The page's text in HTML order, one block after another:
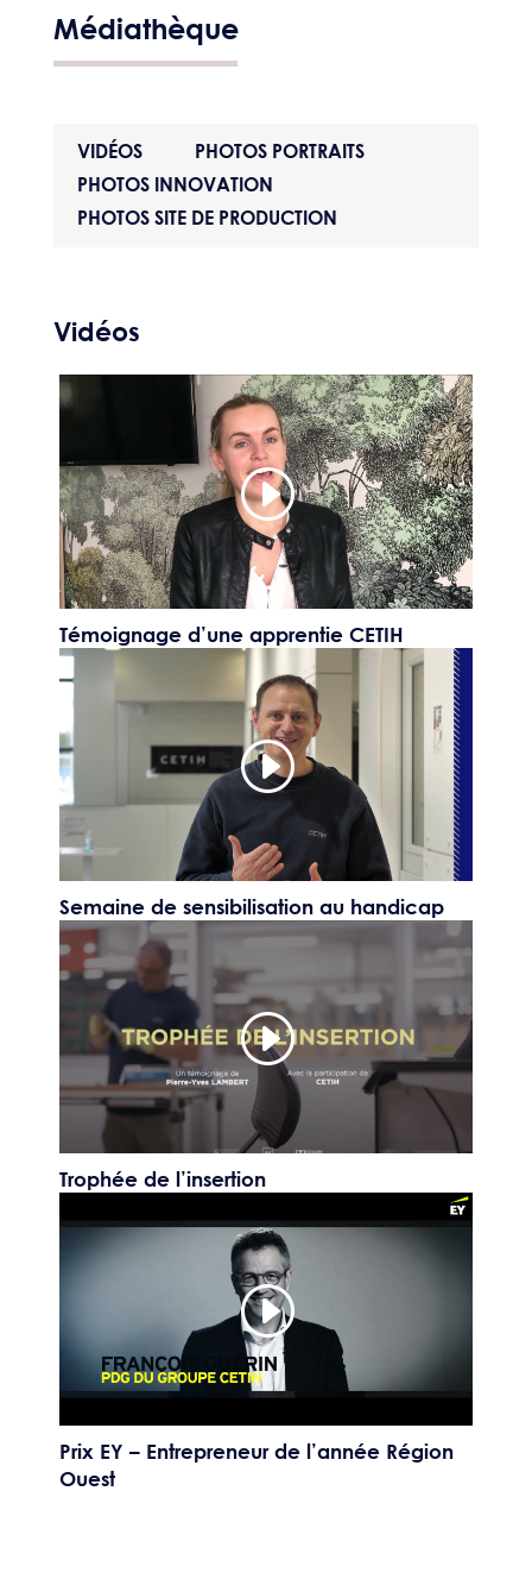
Médiathèque
VIDÉOS
PHOTOS PORTRAITS
PHOTOS INNOVATION
PHOTOS SITE DE PRODUCTION
Vidéos
Témoignage d’une apprentie CETIH
Semaine de sensibilisation au handicap
Trophée de l’insertion
Prix EY – Entrepreneur de l’année Région
Ouest